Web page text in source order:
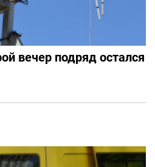
вечер подряд остался